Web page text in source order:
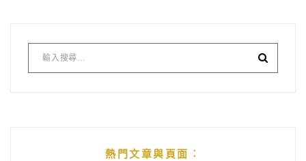
熱門文章與頁面︰